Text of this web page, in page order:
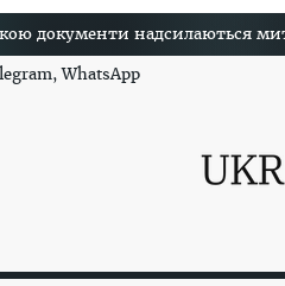
документи надсилаються
WhatsApp